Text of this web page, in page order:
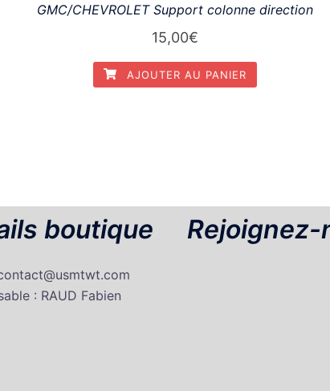
GMC/CHEVROLET Support colonne direction
15,00€
AJOUTER AU PANIER
boutique
: RAUD Fabien
Rejoignez-